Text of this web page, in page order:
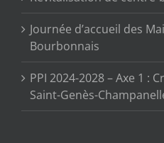
Journée d’accueil des
Bourbonnais
PPI 2024-2028 – Axe 1 :
Saint-Genès-